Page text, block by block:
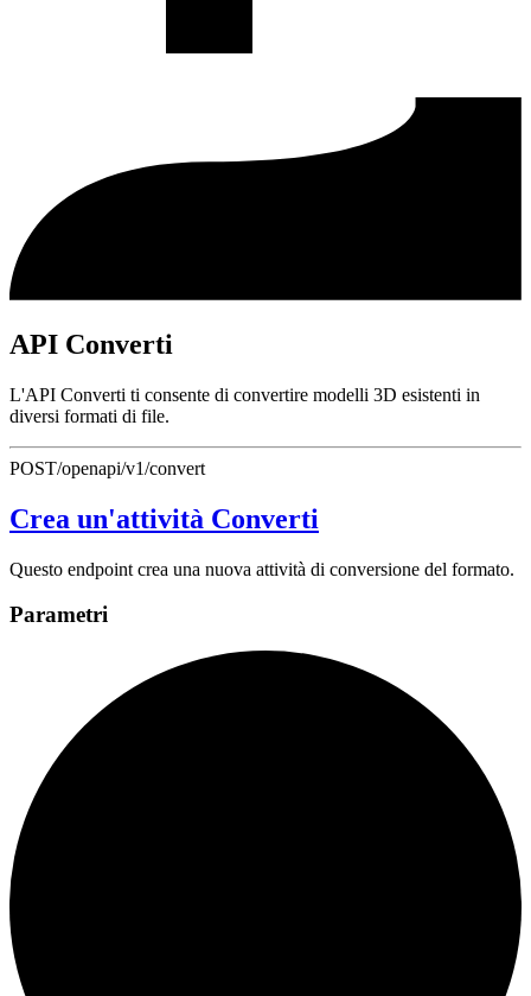
API Converti
L'API Converti ti consente di convertire modelli 3D esistenti in
diversi formati di file.
POST/openapi/v1/convert
Crea un'attività Converti
Questo endpoint crea una nuova attività di conversione del formato.
Parametri